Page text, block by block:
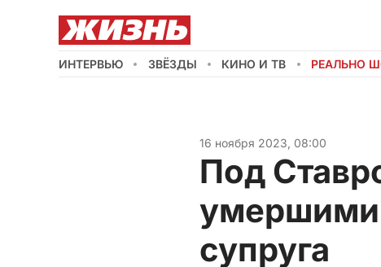
ИНТЕРВЬЮ ЗВЁЗДЫ КИНО И ТВ РЕАЛЬНО
16 ноября 2023, 08:00
Под
умершими
супруга